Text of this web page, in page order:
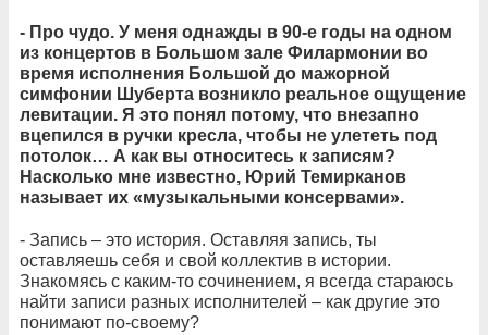
- Про чудо. У меня однажды в 90-е годы на одном
из концертов в Большом зале Филармонии во
время исполнения Большой до мажорной
симфонии Шуберта возникло реальное ощущение
левитации. Я это понял потому, что внезапно
вцепился в ручки кресла, чтобы не улететь под
потолок… А как вы относитесь к записям?
Насколько мне известно, Юрий Темирканов
называет их «музыкальными консервами».
- Запись – это история. Оставляя запись, ты
оставляешь себя и свой коллектив в истории.
Знакомясь с каким-то сочинением, я всегда стараюсь
найти записи разных исполнителей – как другие это
понимают по-своему?